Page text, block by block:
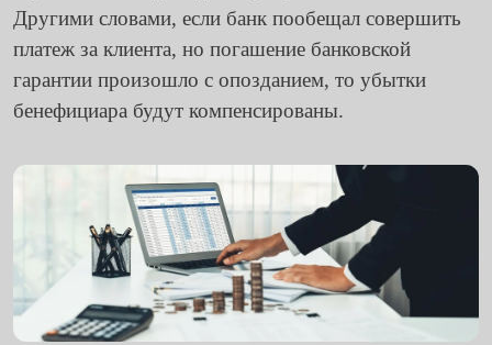
Другими словами, если банк пообещал совершить
платеж за клиента, но погашение банковской
гарантии произошло с опозданием, то убытки
бенефициара будут компенсированы.